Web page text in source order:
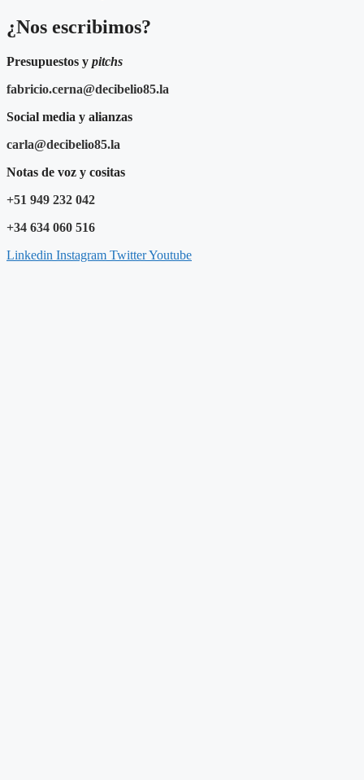
¿Nos escribimos?
Presupuestos y pitchs
fabricio.cerna@decibelio85.la
Social media y alianzas
carla@decibelio85.la
Notas de voz y cositas
+51 949 232 042
+34 634 060 516
Linkedin Instagram TwitterYoutube